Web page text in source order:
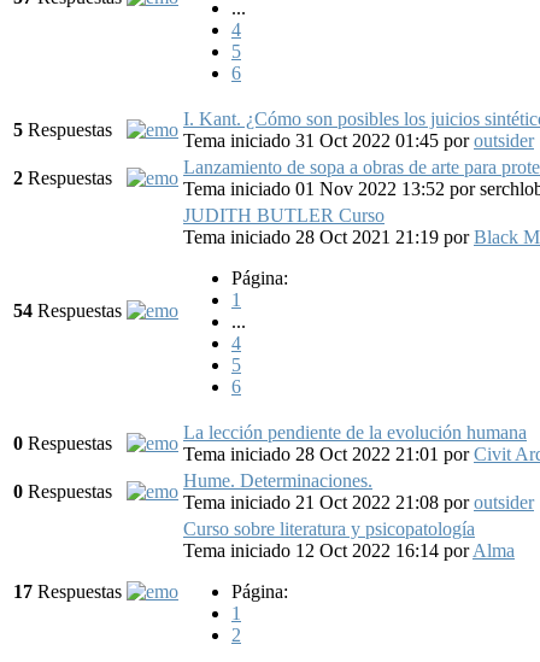
...
4
5
6
5 Respuestas
I. Kant. ¿Cómo son posibles los juicios
Tema iniciado 31 Oct 2022 01:45 poroutsider
2 Respuestas
Lanzamiento de sopa a obras de arte para
Tema iniciado 01 Nov 2022 13:52 por
54 Respuestas
JUDITH BUTLER Curso
Tema iniciado 28 Oct 2021 21:19 porBlack
Página:
1
...
4
5
6
0 Respuestas
La lección pendiente de la evolución humana
Tema iniciado 28 Oct 2022 21:01 porCivit
0 Respuestas
Hume. Determinaciones.
Tema iniciado 21 Oct 2022 21:08 poroutsider
17 Respuestas
Curso sobre literatura y psicopatología
Tema iniciado 12 Oct 2022 16:14 porAlma
Página:
1
2